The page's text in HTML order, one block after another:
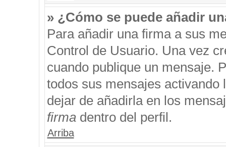
» ¿Cómo se puede añadir
Para añadir una firma a sus
Control de Usuario. Una vez
cuando publique un mensaje.
todos sus mensajes
dejar de añadirla en los
firmadentro del perfil.
Arriba